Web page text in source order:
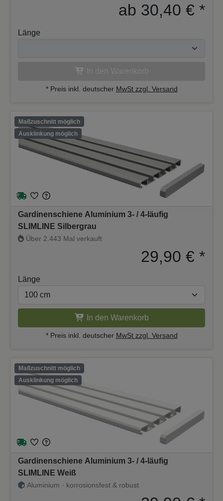
ab 30,40 € *
Länge
* Preis inkl. deutscher MwSt zzgl. Versand
Maßzuschnitt möglich
Ausklinkung möglich
Gardinenschiene Aluminium 3- / 4-läufig
SLIMLINE Silbergrau
Über 2.443 Mal verkauft
29,90 € *
Länge
In den Warenkorb
* Preis inkl. deutscher MwSt zzgl. Versand
Maßzuschnitt möglich
Ausklinkung möglich
Gardinenschiene Aluminium 3- / 4-läufig
SLIMLINE Weiß
Aluminium · korrosionsfest & robust